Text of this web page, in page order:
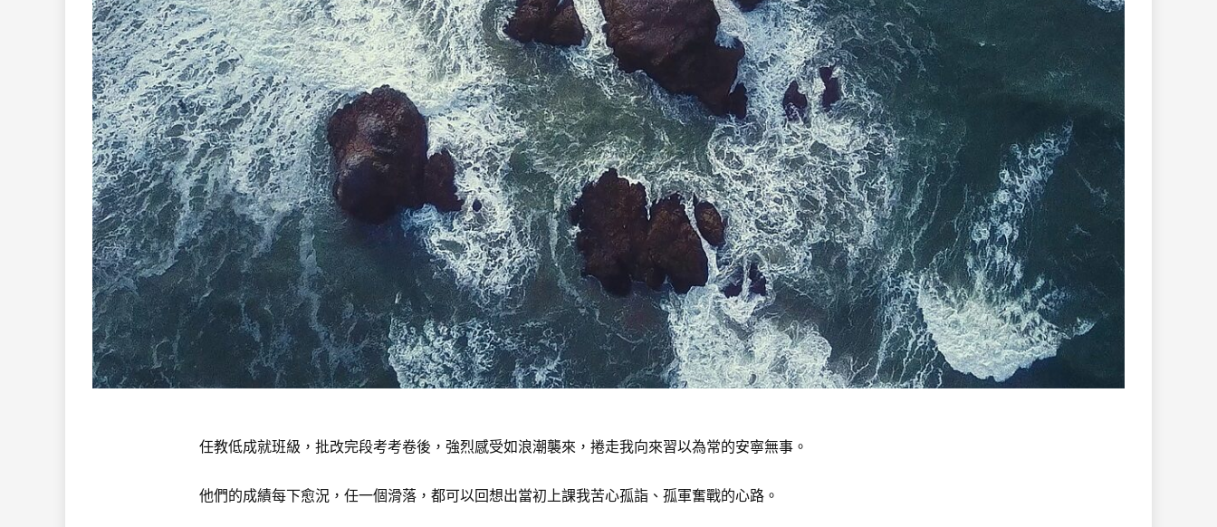
任教低成就班級，批改完段考考卷後，強烈感受如浪潮襲來，捲走我向來習以為常的安寧無事。
他們的成績每下愈況，任一個滑落，都可以回想出當初上課我苦心孤詣、孤軍奮戰的心路。